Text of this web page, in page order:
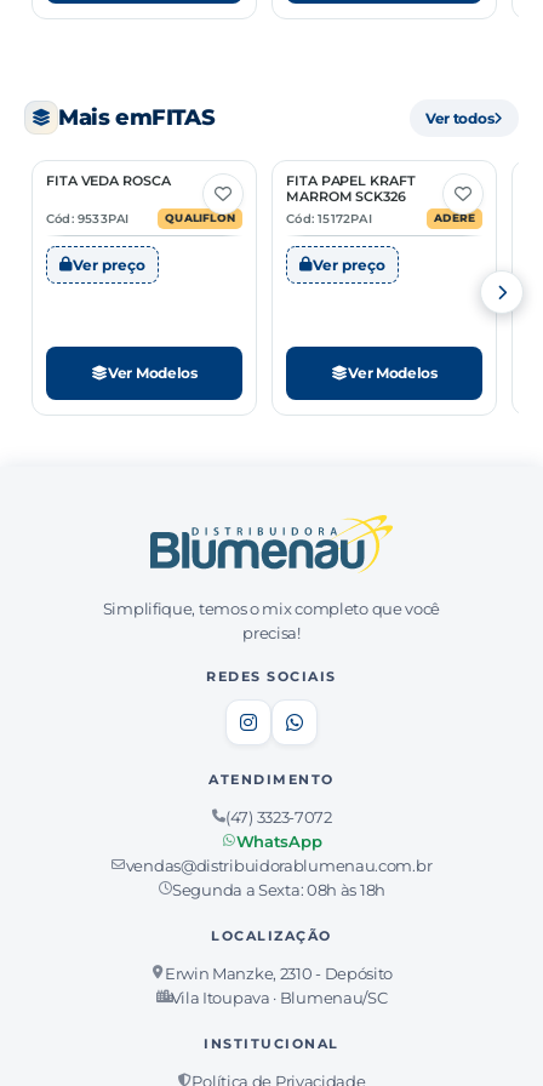
Mais emFITAS Ver todos
5 Opções
FITA VEDA ROSCA
Cód: 9533PAI QUALIFLON
Ver preço
Ver Modelos
2 Opções
FITA PAPEL KRAFT
MARROM SCK326
Cód: 15172PAI
ADERE
Ver preço
Ver Modelos
Simplifique, temos o mix completo que você
precisa!
REDES SOCIAIS
ATENDIMENTO
(47) 3323-7072
WhatsApp
vendas@distribuidorablumenau.com.br
Segunda a Sexta: 08h às 18h
LOCALIZAÇÃO
Erwin Manzke, 2310 - Depósito
Vila Itoupava · Blumenau/SC
INSTITUCIONAL
Política de Privacidade